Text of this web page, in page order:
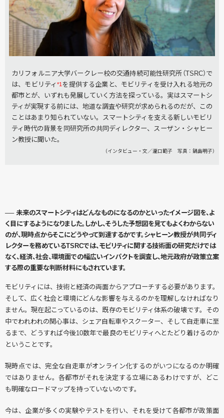
カリフォルニア大学バークレー校の交通持続可能性研究所（TSRC）で
は、モビリティ*1 を提供する企業と、モビリティを受け入れる地元の
都市とが、いずれも発展していく方法を探っている。実はスマートシ
ティが実現する前には、地道な調査や研究が求められるのだが、この
ことはあまり知られていない。スマートシティを支える新しいモビリ
ティ時代の背景を同研究所の共同ディレクター、スーザン・シャヒー
ン教授に聞いた。
（インタビュー・文／瀧口範子 写真：鍋島明子）
── 未来のスマートシティはどんなものになるのかといったイメージ図を、よ
く目にするようになりました。しかし、そうした予想図を見てもよくわからない
のが、現時点からそこにどうやって到達するかです。シャヒーン教授が共同ディ
レクターを務めているTSRCでは、モビリティに関する技術面の研究だけでは
なく、経済、社会、環境面での幅広いインパクトを調査し、地元政府が政策立案
する際の重要な判断材料にもされています。
モビリティには、技術と経済の両面からアプローチする必要があります。
そして、広く社会と環境にどんな影響を与えるのかを理解しなければなり
ません。現在起こっているのは、既存のモビリティ体系の破壊です。その
中でわれわれの関心事は、シェア自転車やスクーター、そして自走車に至
るまで、どうすれば今後10数年で最良のモビリティへとたどり着けるのか
ということです。
現時点では、完全な自走車がオンライン化するのがいつになるのか明確
ではありません。各都市がそれを決定する立場にあるわけですが、どこ
も明確なロードマップを持っていないのです。
今は、企業が多くの実験やテストを行い、それを受けて各都市が政策面